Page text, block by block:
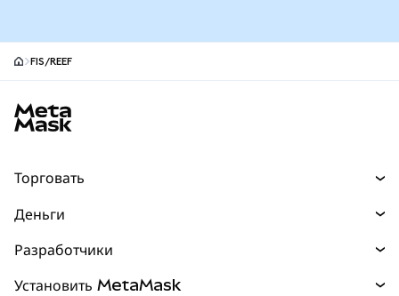
FIS/REEF
Торговать
Прогнозы
Перпы НОВИНКА
Деньги
Разработчики
Установить MetaMask